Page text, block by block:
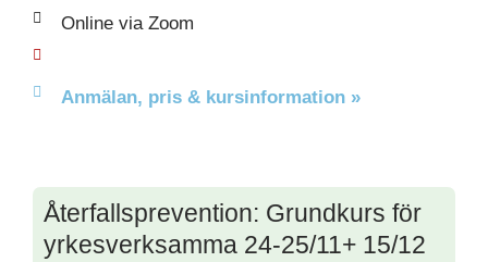
Online via Zoom
Anmälan, pris & kursinformation »
Återfallsprevention: Grundkurs för
yrkesverksamma 24-25/11+ 15/12